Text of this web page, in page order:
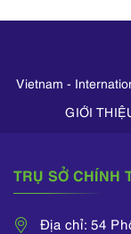
Vietnam -
GIỚI
TRỤ SỞ CHÍNH
Địa chỉ: 54